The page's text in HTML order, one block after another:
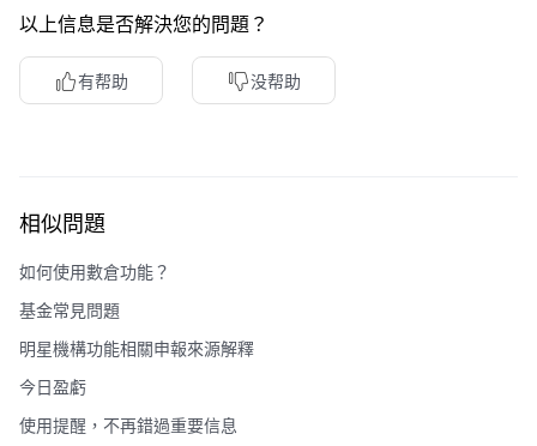
以上信息是否解決您的問題？
有帮助 没帮助
相似問題
如何使用數倉功能？
基金常見問題
明星機構功能相關申報來源解釋
今日盈虧
使用提醒，不再錯過重要信息